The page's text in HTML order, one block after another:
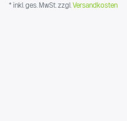
* inkl. ges. MwSt. zzgl. Versandkosten